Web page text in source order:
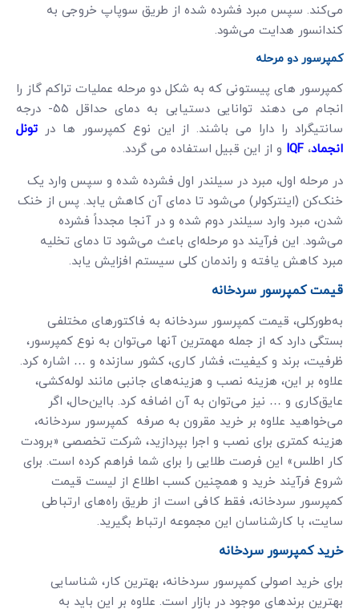
می‌کند. سپس مبرد فشرده شده از طریق سوپاپ خروجی به
کندانسور هدایت می‌شود.
کمپرسور دو مرحله
کمپرسور های پیستونی که به شکل دو مرحله عملیات تراکم گاز را
انجام می دهند توانایی دستیابی به دمای حداقل ۵۵- درجه
سانتیگراد را دارا می باشند. از این نوع کمپرسور ها در تونل
انجماد، IQF و از این قبیل استفاده می گردد.
در مرحله اول، مبرد در سیلندر اول فشرده شده و سپس وارد یک
خنک‌کن (اینترکولر) می‌شود تا دمای آن کاهش یابد. پس از خنک
شدن، مبرد وارد سیلندر دوم شده و در آنجا مجدداً فشرده
می‌شود. این فرآیند دو مرحله‌ای باعث می‌شود تا دمای تخلیه
مبرد کاهش یافته و راندمان کلی سیستم افزایش یابد.
قیمت کمپرسور سردخانه
به‌طورکلی، قیمت کمپرسور سردخانه به فاکتورهای مختلفی
بستگی دارد که از جمله مهمترین آنها می‌توان به نوع کمپرسور،
ظرفیت، برند و کیفیت، فشار کاری، کشور سازنده و … اشاره کرد.
علاوه بر این، هزینه نصب و هزینه‌های جانبی مانند لوله‌کشی،
عایق‌کاری و … نیز می‌توان به آن اضافه کرد. بااین‌حال، اگر
می‌خواهید علاوه بر خرید مقرون به صرفه کمپرسور سردخانه،
هزینه کمتری برای نصب و اجرا بپردازید، شرکت تخصصی «برودت
کار اطلس» این فرصت طلایی را برای شما فراهم کرده است. برای
شروع فرآیند خرید و همچنین کسب اطلاع از لیست قیمت
کمپرسور سردخانه، فقط کافی است از طریق راه‌های ارتباطی
سایت، با کارشناسان این مجموعه ارتباط بگیرید.
خرید کمپرسور سردخانه
برای خرید اصولی کمپرسور سردخانه، بهترین کار، شناسایی
بهترین برندهای موجود در بازار است. علاوه بر این باید به